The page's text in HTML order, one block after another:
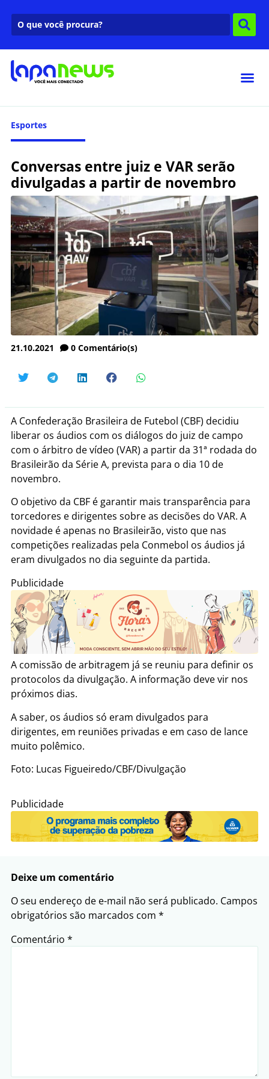
Esportes
Conversas entre juiz e VAR serão
divulgadas a partir de novembro
21.10.2021 0 Comentário(s)
A Confederação Brasileira de Futebol (CBF) decidiu
liberar os áudios com os diálogos do juiz de campo
com o árbitro de vídeo (VAR) a partir da 31ª rodada do
Brasileirão da Série A, prevista para o dia 10 de
novembro.
O objetivo da CBF é garantir mais transparência para
torcedores e dirigentes sobre as decisões do VAR. A
novidade é apenas no Brasileirão, visto que nas
competições realizadas pela Conmebol os áudios já
eram divulgados no dia seguinte da partida.
Publicidade
A comissão de arbitragem já se reuniu para definir os
protocolos da divulgação. A informação deve vir nos
próximos dias.
A saber, os áudios só eram divulgados para
dirigentes, em reuniões privadas e em caso de lance
muito polêmico.
Foto: Lucas Figueiredo/CBF/Divulgação
Publicidade
Deixe um comentário
O seu endereço de e-mail não será publicado. Campos
obrigatórios são marcados com *
Comentário *